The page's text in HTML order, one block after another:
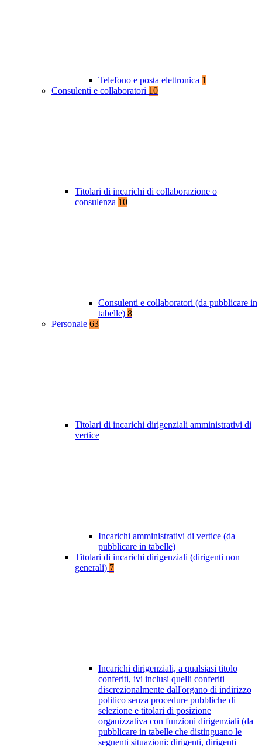
Telefono e posta elettronica 1
Consulenti e collaboratori 10
Titolari di incarichi di collaborazione o
consulenza 10
Consulenti e collaboratori (da pubblicare in
tabelle) 8
Personale 63
Titolari di incarichi dirigenziali amministrativi di
vertice
Incarichi amministrativi di vertice (da
pubblicare in tabelle)
Titolari di incarichi dirigenziali (dirigenti non
generali) 7
Incarichi dirigenziali, a qualsiasi titolo
conferiti, ivi inclusi quelli conferiti
discrezionalmente dall'organo di indirizzo
politico senza procedure pubbliche di
selezione e titolari di posizione
organizzativa con funzioni dirigenziali (da
pubblicare in tabelle che distinguano le
seguenti situazioni: dirigenti, dirigenti